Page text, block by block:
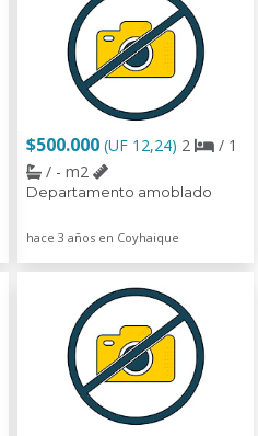
$500.000 (UF 12,24) 2
/ 1
/ - m2
Departamento amoblado
hace 3 años en Coyhaique